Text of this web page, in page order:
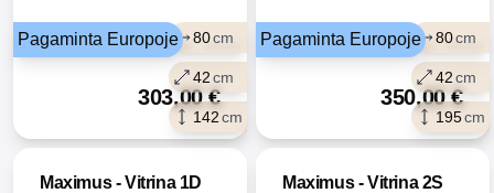
80cm
42cm
142cm
Pagaminta Europoje
303,00€
80cm
42cm
195cm
Pagaminta Europoje
350,00€
Maximus - Vitrina 1D Maximus - Vitrina 2S